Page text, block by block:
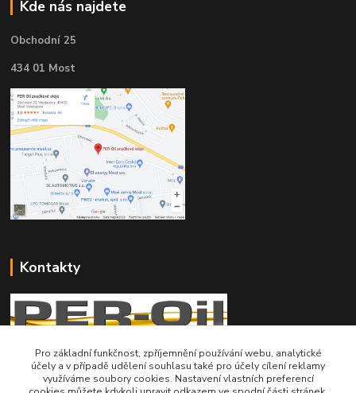
Kde nás najdete
Obchodní 25
434 01 Most
Kontakty
Telefon pro technické dotazy: 775 113 255
Pro základní funkčnost, zpříjemnění používání webu, analytické
účely a v případě udělení souhlasu také pro účely cílení reklamy
využíváme soubory cookies. Nastavení vlastních preferencí